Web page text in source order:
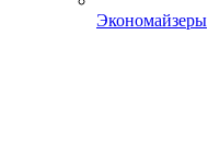
Экономайзеры